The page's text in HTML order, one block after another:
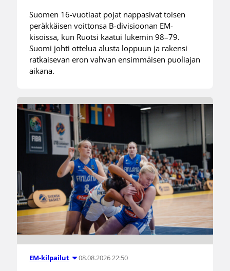
Suomen 16-vuotiaat pojat nappasivat toisen
peräkkäisen voittonsa B-divisioonan EM-
kisoissa, kun Ruotsi kaatui lukemin 98–79.
Suomi johti ottelua alusta loppuun ja rakensi
ratkaisevan eron vahvan ensimmäisen puoliajan
aikana.
EM-kilpailut 08.08.2026 22:50